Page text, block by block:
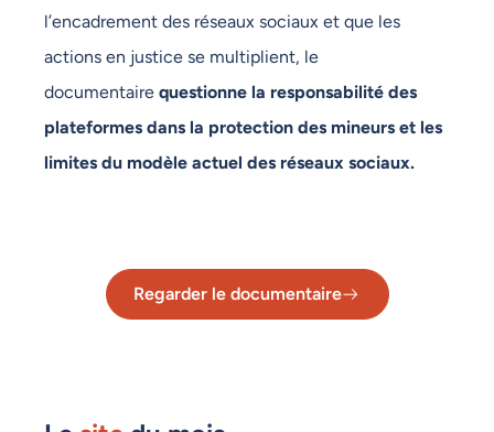
l’encadrement des réseaux sociaux et que les
actions en justice se multiplient, le
documentaire questionne la responsabilité des
plateformes dans la protection des mineurs et les
limites du modèle actuel des réseaux sociaux.
Regarder le documentaire